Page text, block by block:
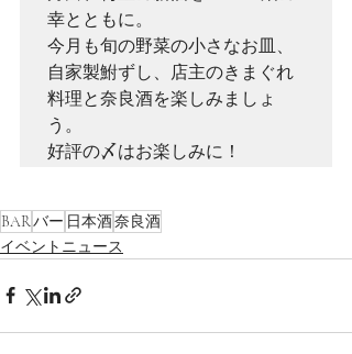
幸とともに。
今月も旬の野菜の小さなお皿、
自家製鮒ずし、店主のきまぐれ
料理と奈良酒を楽しみましょ
う。
BARバー 日本酒奈良酒
イベントニュース